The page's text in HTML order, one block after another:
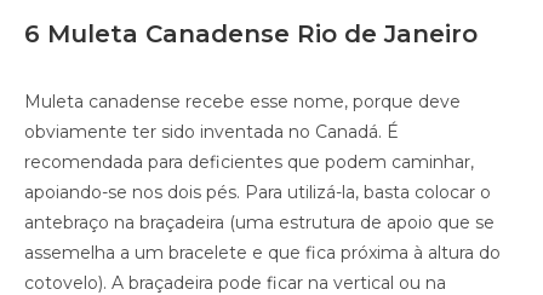
6 Muleta Canadense Rio de Janeiro
Muleta canadense recebe esse nome, porque deve
obviamente ter sido inventada no Canadá. É
recomendada para deficientes que podem caminhar,
apoiando-se nos dois pés. Para utilizá-la, basta colocar o
antebraço na braçadeira (uma estrutura de apoio que se
assemelha a um bracelete e que fica próxima à altura do
cotovelo). A braçadeira pode ficar na vertical ou na